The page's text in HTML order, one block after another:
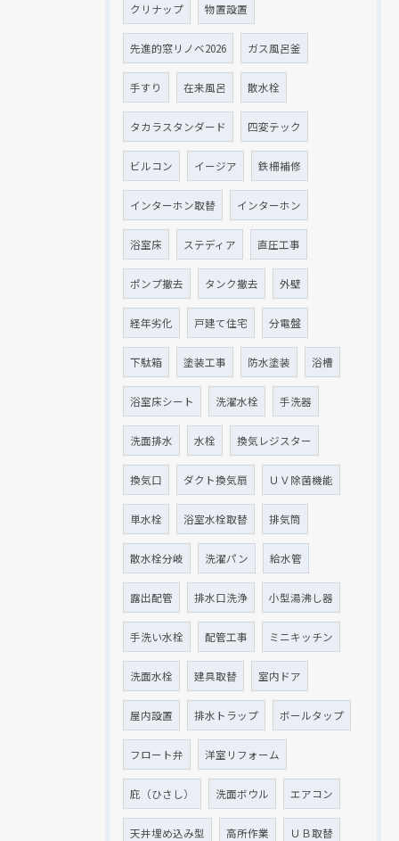
クリナップ 物置設置
先進的窓リノベ2026 ガス風呂釜
手すり 在来風呂 散水栓
タカラスタンダード 四変テック
ビルコン イージア 鉄柵補修
インターホン取替 インターホン
浴室床 ステディア 直圧工事
ポンプ撤去 タンク撤去 外壁
経年劣化 戸建て住宅 分電盤
下駄箱 塗装工事 防水塗装 浴槽
浴室床シート 洗濯水栓 手洗器
洗面排水 水栓 換気レジスター
換気口 ダクト換気扇 ＵＶ除菌機能
単水栓 浴室水栓取替 排気筒
散水栓分岐 洗濯パン 給水管
露出配管 排水口洗浄 小型湯沸し器
手洗い水栓 配管工事 ミニキッチン
洗面水栓 建具取替 室内ドア
屋内設置 排水トラップ ボールタップ
フロート弁 洋室リフォーム
庇（ひさし） 洗面ボウル エアコン
天井埋め込み型 高所作業 ＵＢ取替